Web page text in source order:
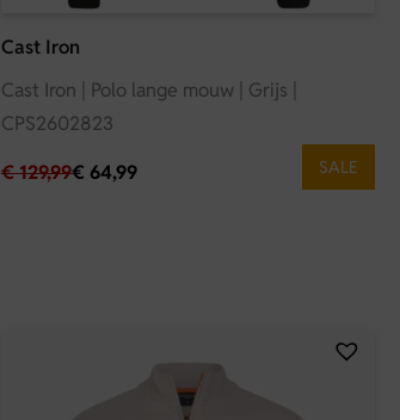
Cast Iron
SALE
Cast Iron | Polo lange mouw | Grijs |
CPS2602823
€129,99€ 64,99